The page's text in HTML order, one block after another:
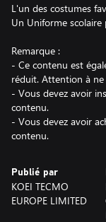
L'un des costumes
Un Uniforme
Remarque :
- Ce contenu est
réduit. Attention à ne
- Vous devez avoir
contenu.
- Vous devez avoir
contenu.
Publié par
KOEI TECMO
EUROPE LIMITED